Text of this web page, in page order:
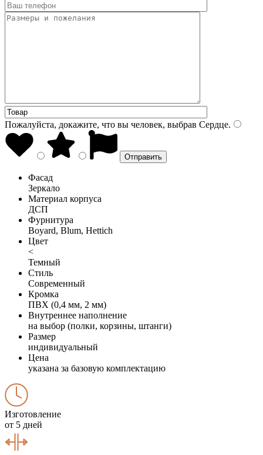
Пожалуйста, докажите, что вы человек, выбрав Сердце.
Фасад
Зеркало
Материал корпуса
ДСП
Фурнитура
Boyard, Blum, Hettich
Цвет
<
Темный
Стиль
Современный
Кромка
ПВХ (0,4 мм, 2 мм)
Внутреннее наполнение
на выбор (полки, корзины, штанги)
Размер
индивидуальный
Цена
указана за базовую комплектацию
Изготовление
от 5 дней